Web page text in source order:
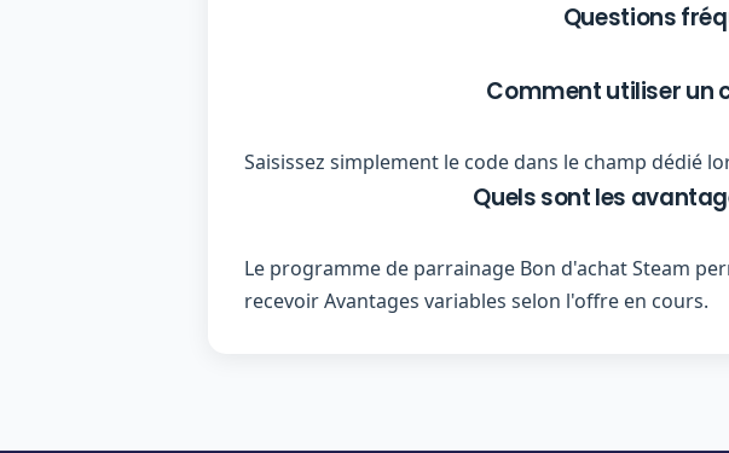
Questions
Comment utiliser un
Saisissez simplement le code dans le champ dédié
Quels sont les
Le programme de parrainage Bon d'achat Steam
recevoir Avantages variables selon l'offre en cours.